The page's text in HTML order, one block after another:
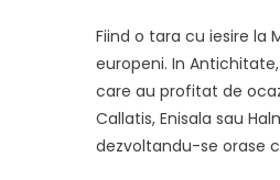
Fiind o tara cu iesire la
europeni. In
care au profitat de
Callatis, Enisala sau
dezvoltandu-se orase